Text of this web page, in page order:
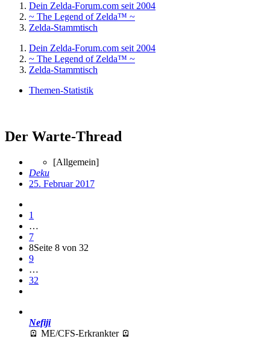
Dein Zelda-Forum.com seit 2004
~ The Legend of Zelda™ ~
Zelda-Stammtisch
Dein Zelda-Forum.com seit 2004
~ The Legend of Zelda™ ~
Zelda-Stammtisch
Themen-Statistik
Der Warte-Thread
[Allgemein]
Deku
25. Februar 2017
1
…
7
8Seite 8 von 32
9
…
32
Nefiji
🪫 ME/CFS-Erkrankter 🪫